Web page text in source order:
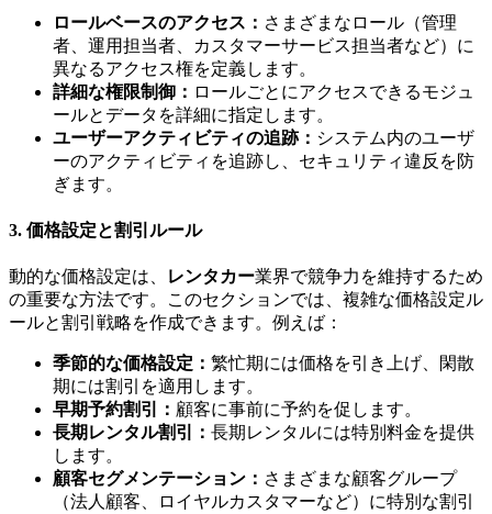
ロールベースのアクセス： さまざまなロール（管理
者、運用担当者、カスタマーサービス担当者など）に
異なるアクセス権を定義します。
詳細な権限制御： ロールごとにアクセスできるモジュ
ールとデータを詳細に指定します。
ユーザーアクティビティの追跡： システム内のユーザ
ーのアクティビティを追跡し、セキュリティ違反を防
ぎます。
3. 価格設定と割引ルール
動的な価格設定は、 レンタカー業界で競争力を維持するため
の重要な方法です。このセクションでは、複雑な価格設定ル
ールと割引戦略を作成できます。例えば：
季節的な価格設定： 繁忙期には価格を引き上げ、閑散
期には割引を適用します。
早期予約割引： 顧客に事前に予約を促します。
長期レンタル割引： 長期レンタルには特別料金を提供
します。
顧客セグメンテーション： さまざまな顧客グループ
（法人顧客、ロイヤルカスタマーなど）に特別な割引